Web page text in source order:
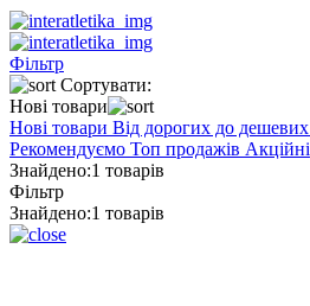
Фільтр
Сортувати:
Нові товари
Нові товари Від дорогих до дешевих
Рекомендуємо Топ продажів Акційні
Знайдено:1 товарів
Фільтр
Знайдено:1 товарів